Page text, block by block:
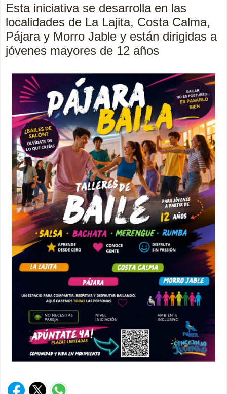
Esta iniciativa se desarrolla en las
localidades de La Lajita, Costa Calma,
Pájara y Morro Jable y están dirigidas a
jóvenes mayores de 12 años